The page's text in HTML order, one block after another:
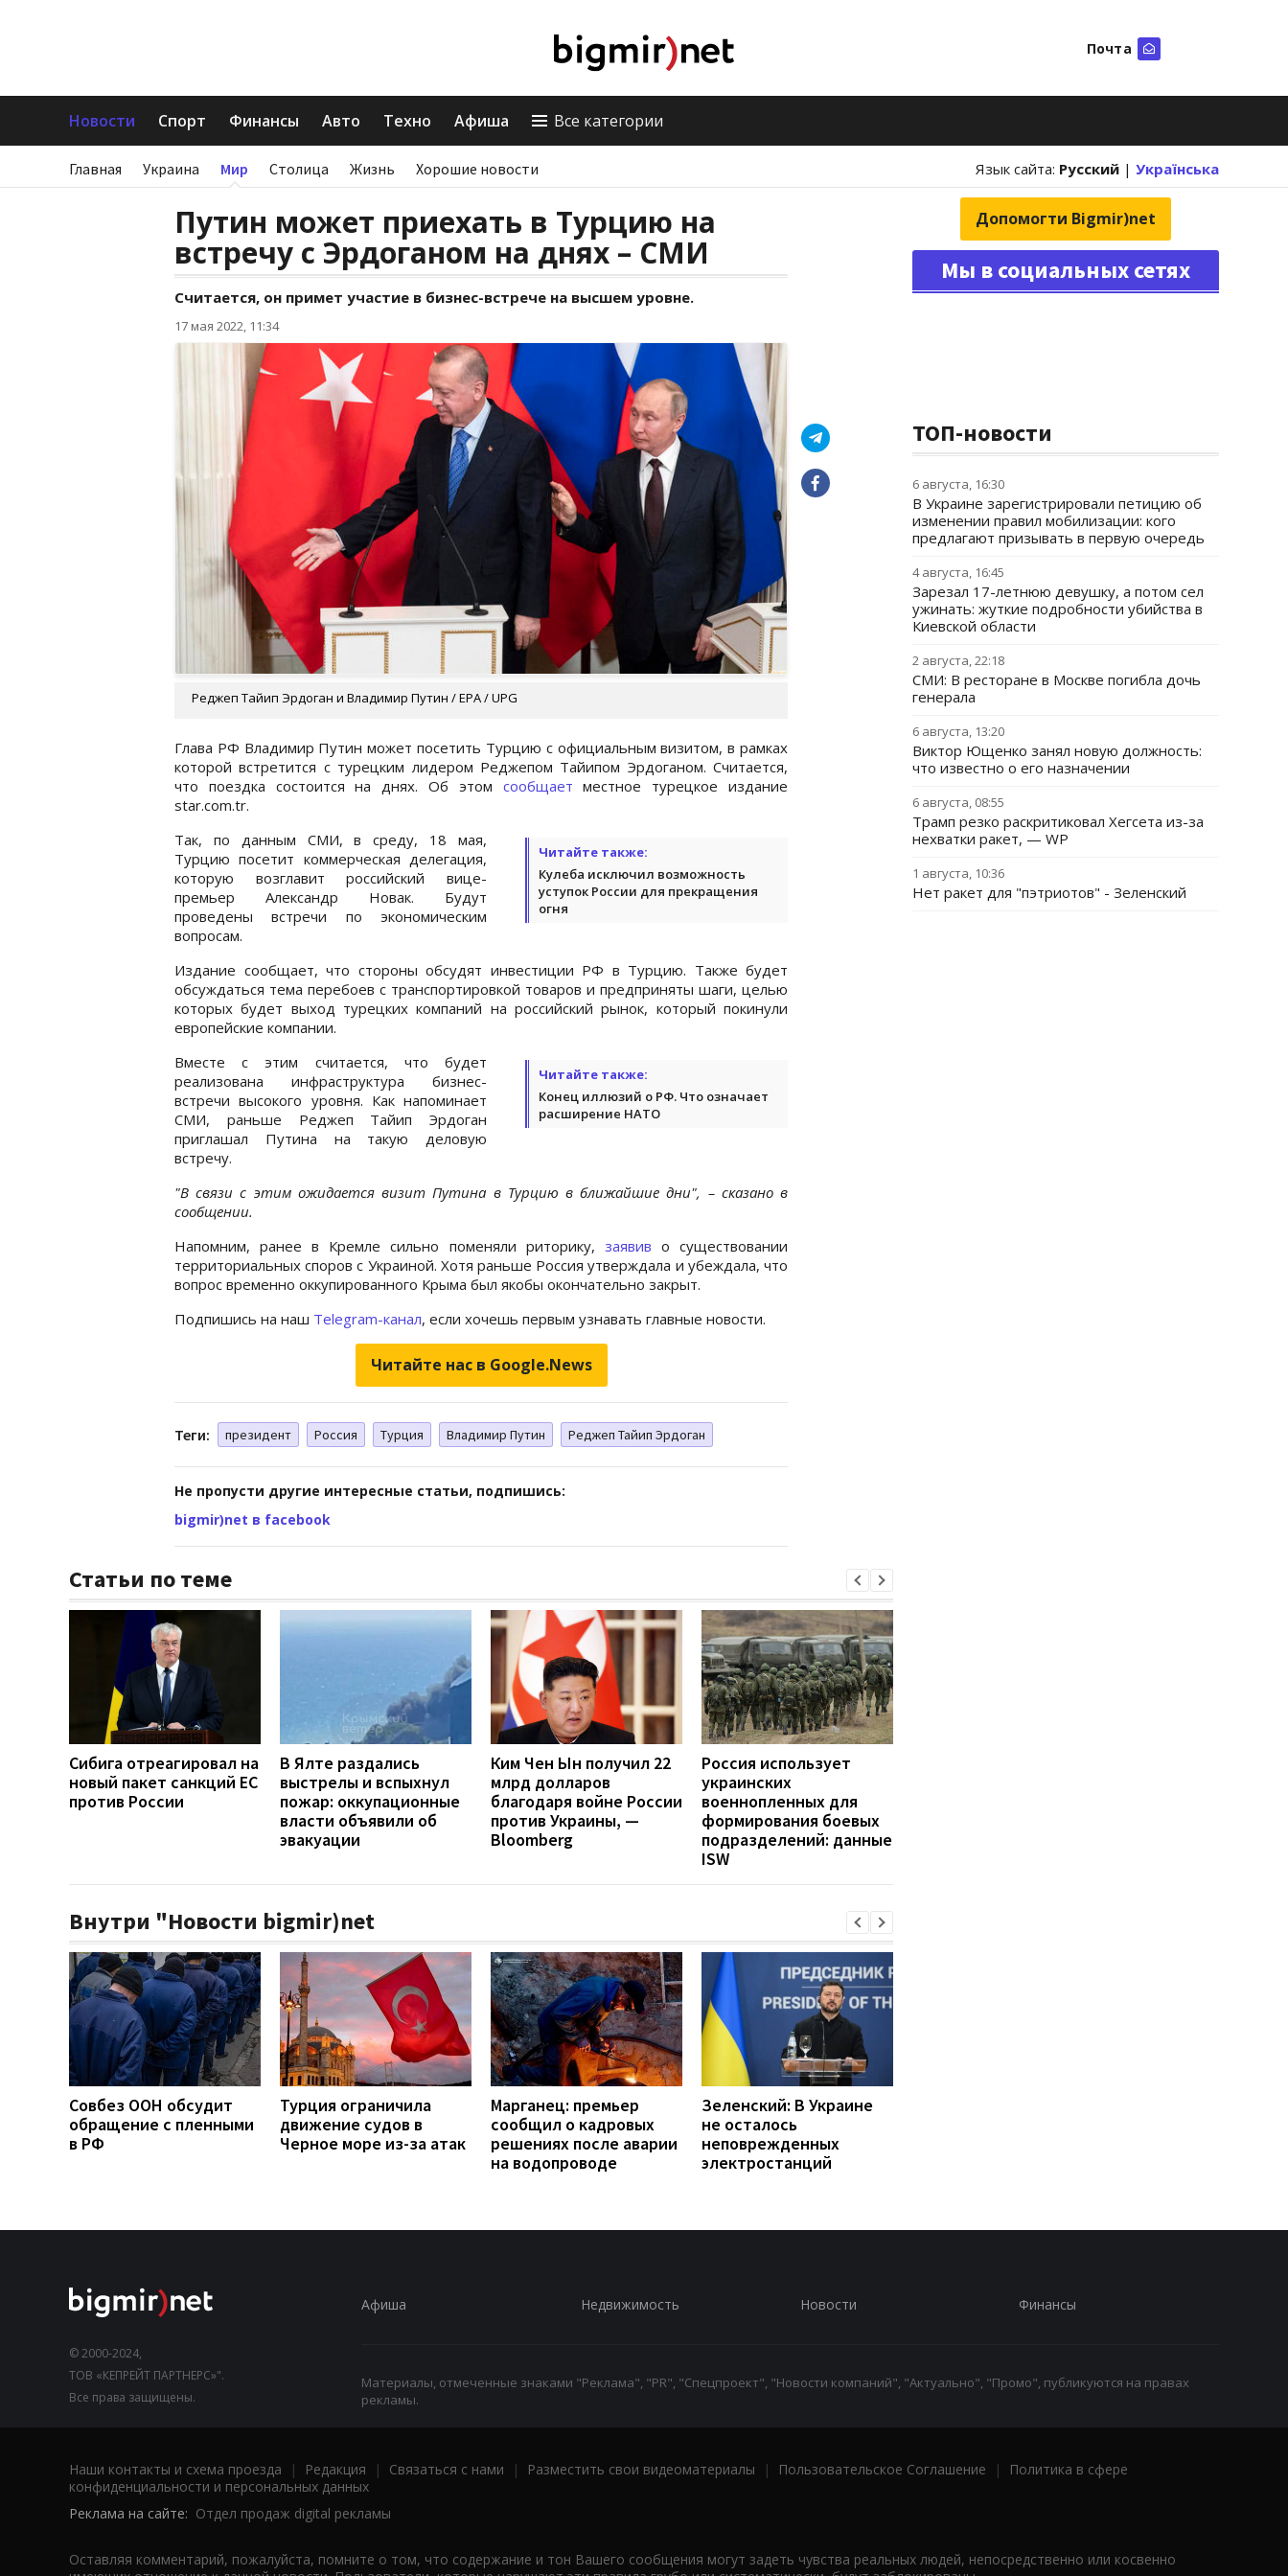
Почта
Новости Спорт Финансы Авто Техно Афиша Все категории
Главная Украина Мир Столица Жизнь Хорошие новости Язык сайта: Русский | Українська
Путин может приехать в Турцию на
встречу с Эрдоганом на днях – СМИ
Считается, он примет участие в бизнес-встрече на высшем уровне.
17 мая 2022, 11:34
Реджеп Тайип Эрдоган и Владимир Путин / EPA / UPG
Глава РФ Владимир Путин может посетить Турцию с официальным визитом, в рамках
которой встретится с турецким лидером Реджепом Тайипом Эрдоганом. Считается,
что поездка состоится на днях. Об этом сообщает местное турецкое издание
star.com.tr.
Читайте также:
Кулеба исключил возможность
уступок России для прекращения
огня
Так, по данным СМИ, в среду, 18 мая,
Турцию посетит коммерческая делегация,
которую возглавит российский вице-
премьер Александр Новак. Будут
проведены встречи по экономическим
вопросам.
Издание сообщает, что стороны обсудят инвестиции РФ в Турцию. Также будет
обсуждаться тема перебоев с транспортировкой товаров и предприняты шаги, целью
которых будет выход турецких компаний на российский рынок, который покинули
европейские компании.
Читайте также:
Конец иллюзий о РФ. Что означает
расширение НАТО
Вместе с этим считается, что будет
реализована инфраструктура бизнес-
встречи высокого уровня. Как напоминает
СМИ, раньше Реджеп Тайип Эрдоган
приглашал Путина на такую деловую
встречу.
"В связи с этим ожидается визит Путина в Турцию в ближайшие дни", – сказано в
сообщении.
Напомним, ранее в Кремле сильно поменяли риторику, заявив о существовании
территориальных споров с Украиной. Хотя раньше Россия утверждала и убеждала, что
вопрос временно оккупированного Крыма был якобы окончательно закрыт.
Подпишись на наш Telegram-канал, если хочешь первым узнавать главные новости.
Читайте нас в Google.News
Теги: президент Россия Турция Владимир Путин Реджеп Тайип Эрдоган
Не пропусти другие интересные статьи, подпишись:
bigmir)net в facebook
Статьи по теме
Сибига отреагировал на
новый пакет санкций ЕС
против России
В Ялте раздались
выстрелы и вспыхнул
пожар: оккупационные
власти объявили об
эвакуации
Ким Чен Ын получил 22
млрд долларов
благодаря войне России
против Украины, —
Bloomberg
Россия использует
украинских
военнопленных для
формирования боевых
подразделений: данные
ISW
Внутри "Новости bigmir)net
Совбез ООН обсудит
обращение с пленными
в РФ
Турция ограничила
движение судов в
Черное море из-за атак
Марганец: премьер
сообщил о кадровых
решениях после аварии
на водопроводе
Зеленский: В Украине
не осталось
неповрежденных
электростанций
Допомогти Bigmir)net
Мы в социальных сетях
ТОП-новости
6 августа, 16:30
В Украине зарегистрировали петицию об
изменении правил мобилизации: кого
предлагают призывать в первую очередь
4 августа, 16:45
Зарезал 17-летнюю девушку, а потом сел
ужинать: жуткие подробности убийства в
Киевской области
2 августа, 22:18
СМИ: В ресторане в Москве погибла дочь
генерала
6 августа, 13:20
Виктор Ющенко занял новую должность:
что известно о его назначении
6 августа, 08:55
Трамп резко раскритиковал Хегсета из-за
нехватки ракет, — WP
1 августа, 10:36
Нет ракет для "пэтриотов" - Зеленский
© 2000-2024,
ТОВ «КЕПРЕЙТ ПАРТНЕРС»".
Все права защищены.
Афиша Недвижимость Новости Финансы
Материалы, отмеченные знаками "Реклама", "PR", "Спецпроект", "Новости компаний", "Актуально", "Промо", публикуются на правах
рекламы.
Наши контакты и схема проезда | Редакция | Связаться с нами | Разместить свои видеоматериалы | Пользовательское Соглашение |
Политика в сфере
конфиденциальности и персональных данных
Реклама на сайте: Отдел продаж digital рекламы
Оставляя комментарий, пожалуйста, помните о том, что содержание и тон Вашего сообщения могут задеть чувства реальных людей, непосредственно или косвенно